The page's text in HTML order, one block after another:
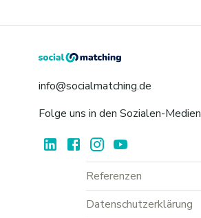
info@socialmatching.de
Folge uns in den Sozialen-Medien
Referenzen
Datenschutzerklärung